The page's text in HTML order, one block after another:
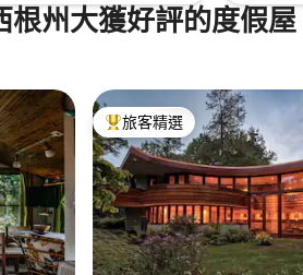
根州大獲好評的度假屋
旅客精選榜首
旅客精選